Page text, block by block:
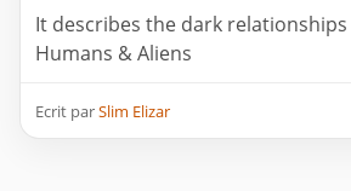
It describes the dark
Humans & Aliens
Ecrit parSlim Elizar